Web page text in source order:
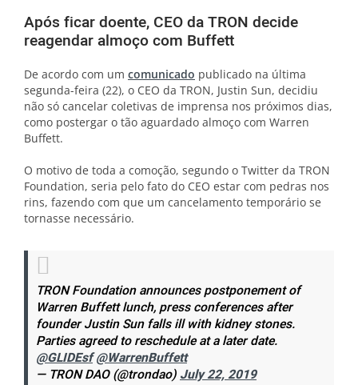
vietnamese
Após ficar doente, CEO da TRON decide
reagendar almoço com Buffett
De acordo com um comunicado publicado na última
segunda-feira (22), o CEO da TRON, Justin Sun, decidiu
não só cancelar coletivas de imprensa nos próximos dias,
como postergar o tão aguardado almoço com Warren
Buffett.
O motivo de toda a comoção, segundo o Twitter da TRON
Foundation, seria pelo fato do CEO estar com pedras nos
rins, fazendo com que um cancelamento temporário se
tornasse necessário.
TRON Foundation announces postponement of
Warren Buffett lunch, press conferences after
founder Justin Sun falls ill with kidney stones.
Parties agreed to reschedule at a later date.
@GLIDEsf @WarrenBuffett
— TRON DAO (@trondao)July 22, 2019